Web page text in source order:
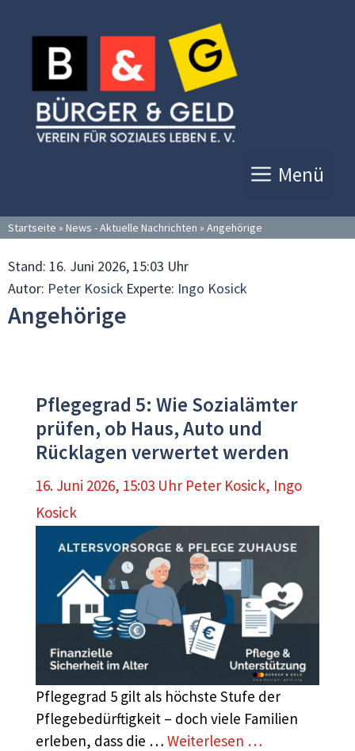
Inhalt
springen
Menü
Startseite » News - Aktuelle Nachrichten » Angehörige
Stand: 16. Juni 2026, 15:03 Uhr
Autor: Peter Kosick Experte: Ingo Kosick
Angehörige
Pflegegrad 5: Wie Sozialämter
prüfen, ob Haus, Auto und
Rücklagen verwertet werden
16. Juni 2026, 15:03 Uhr Peter Kosick, Ingo
Kosick
Pflegegrad 5 gilt als höchste Stufe der
Pflegebedürftigkeit – doch viele Familien
erleben, dass die … Weiterlesen …